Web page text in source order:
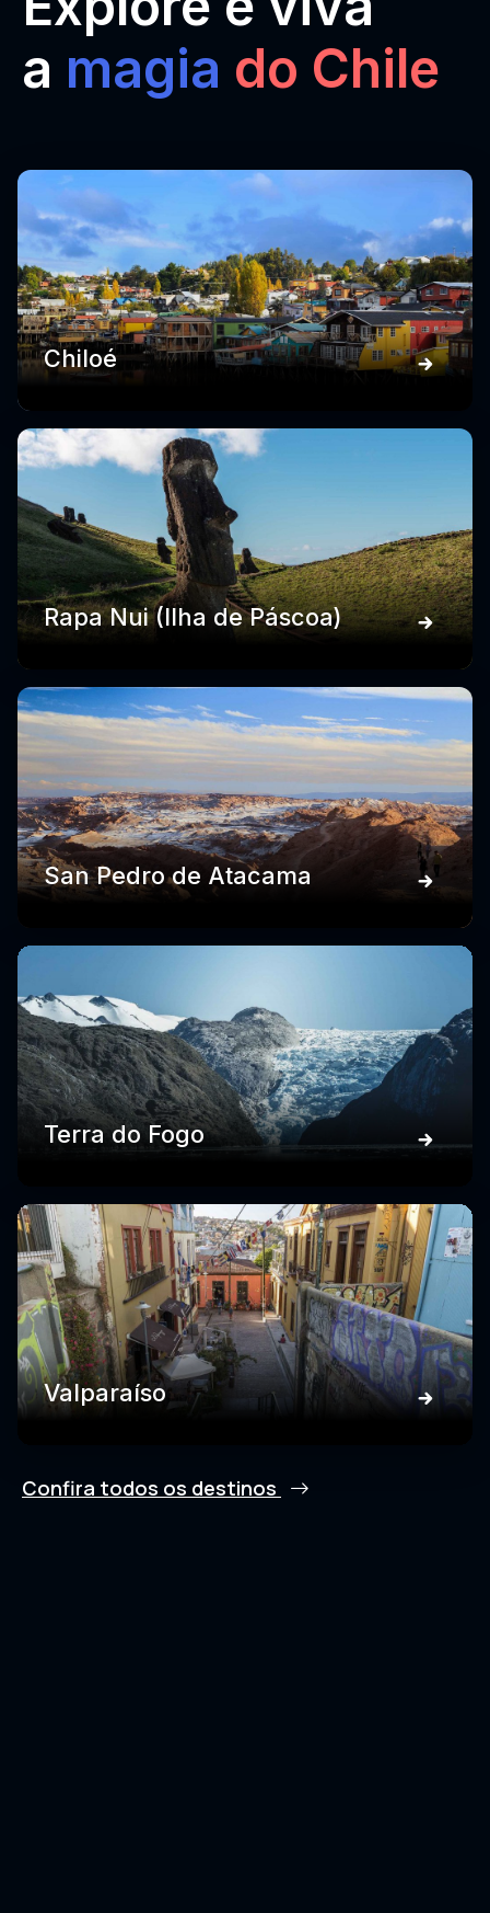
a magia do Chile
Chiloé
Rapa Nui (Ilha de Páscoa)
San Pedro de Atacama
Terra do Fogo
Valparaíso
Confira todos os destinos